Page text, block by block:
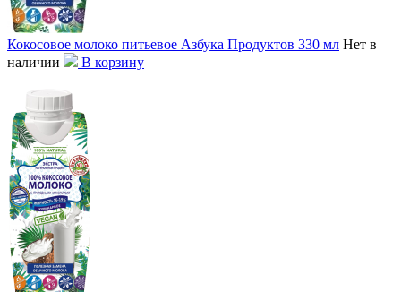
Кокосовое молоко питьевое Азбука Продуктов 330 мл Нет в
наличии
В корзину